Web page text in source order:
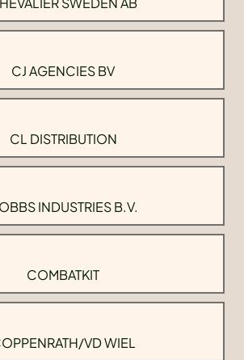
CJ AGENCIES BV
CL DISTRIBUTION
INDUSTRIES B.V.
COMBATKIT
VD WIEL